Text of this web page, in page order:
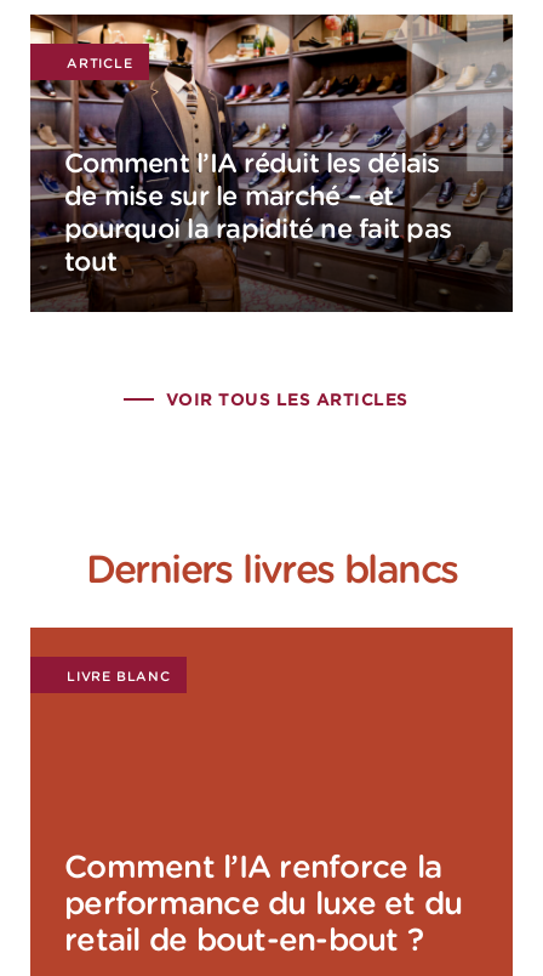
ARTICLE
Comment l’IA réduit les délais
de mise sur le marché – et
pourquoi la rapidité ne fait pas
tout
VOIR TOUS LES ARTICLES
Derniers livres blancs
LIVRE BLANC
Comment l’IA renforce la
performance du luxe et du
retail de bout-en-bout ?